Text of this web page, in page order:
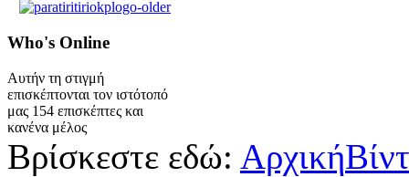
Who's Online
Αυτήν τη στιγμή
επισκέπτονται τον ιστότοπό
μας 154 επισκέπτες και
κανένα μέλος
Βρίσκεστε εδώ: Αρχική